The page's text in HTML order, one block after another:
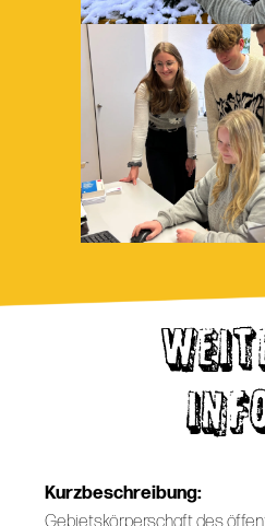
Kurzbeschreibung:
Gebietskörperschaft des